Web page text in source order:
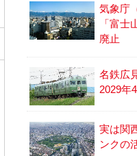
気象庁
「富士
廃止
名鉄広
2029年
実は関
ンクの